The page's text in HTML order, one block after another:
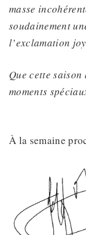
masse
soudainement
l’exclamation
Que cette
moments
À la semaine